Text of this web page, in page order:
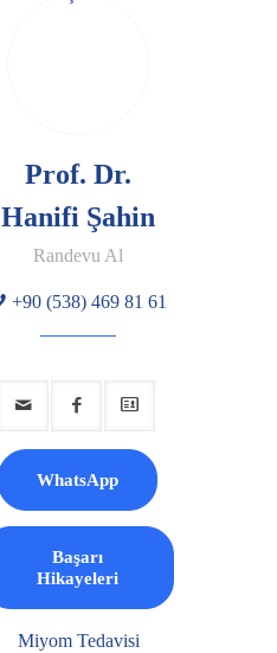
Prof. Dr.
Hanifi Şahin
Randevu Al
+90 (538) 469 81 61
WhatsApp
Başarı
Hikayeleri
Miyom Tedavisi